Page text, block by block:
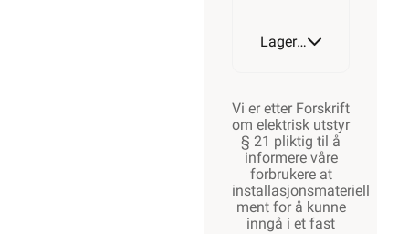
Lagerstatus
Vi er etter Forskrift
om elektrisk utstyr
§ 21 pliktig til å
informere våre
forbrukere at
installasjonsmateriell
ment for å kunne
inngå i et fast